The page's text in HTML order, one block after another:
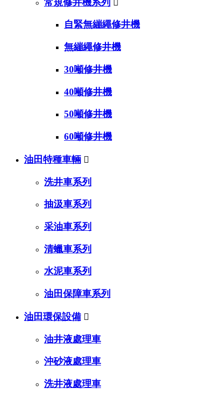
常規修井機系列
自緊無繃繩修井機
無繃繩修井機
30噸修井機
40噸修井機
50噸修井機
60噸修井機
油田特種車輛 
洗井車系列
抽汲車系列
采油車系列
清蠟車系列
水泥車系列
油田保障車系列
油田環保設備 
油井液處理車
沖砂液處理車
洗井液處理車